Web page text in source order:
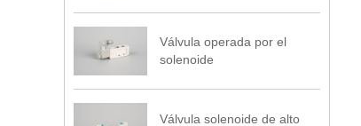
Válvula operada por el
solenoide
Válvula solenoide de alto